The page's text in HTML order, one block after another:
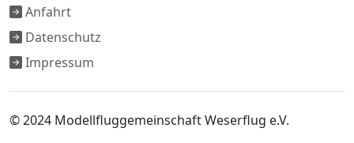
Anfahrt
Datenschutz
Impressum
© 2024 Modellfluggemeinschaft Weserflug e.V.